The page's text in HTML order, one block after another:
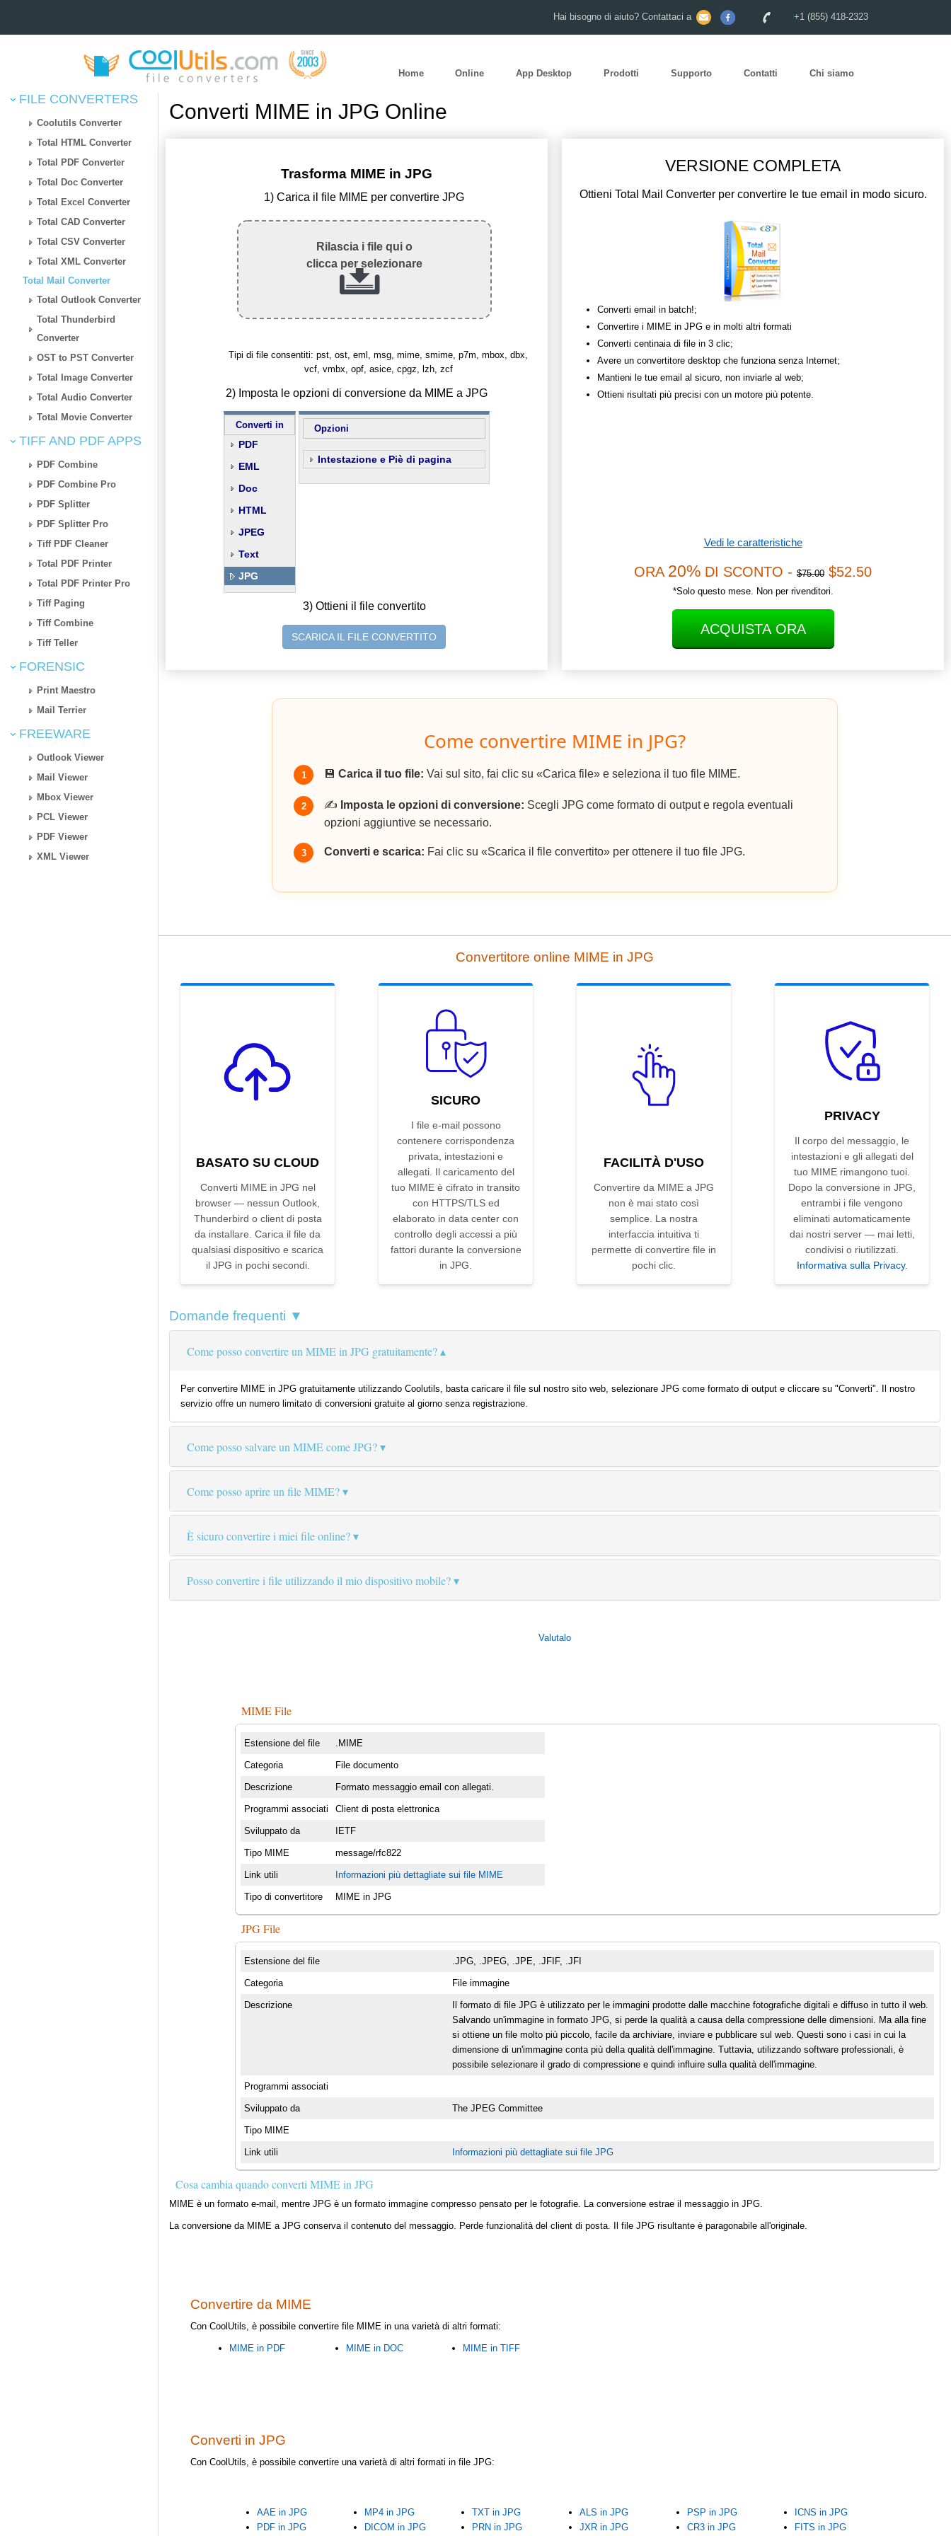
Hai bisogno di aiuto? Contattaci a +1 (855) 418-2323
Home Online App Desktop Prodotti Supporto Contatti Chi siamo
FILE CONVERTERS
Coolutils Converter
Total HTML Converter
Total PDF Converter
Total Doc Converter
Total Excel Converter
Total CAD Converter
Total CSV Converter
Total XML Converter
Total Mail Converter
Total Outlook Converter
Total Thunderbird
Converter
OST to PST Converter
Total Image Converter
Total Audio Converter
Total Movie Converter
TIFF AND PDF APPS
PDF Combine
PDF Combine Pro
PDF Splitter
PDF Splitter Pro
Tiff PDF Cleaner
Total PDF Printer
Total PDF Printer Pro
Tiff Paging
Tiff Combine
Tiff Teller
FORENSIC
Print Maestro
Mail Terrier
FREEWARE
Outlook Viewer
Mail Viewer
Mbox Viewer
PCL Viewer
PDF Viewer
XML Viewer
Converti MIME in JPG Online
Trasforma MIME in JPG
1) Carica il file MIME per convertire JPG
Rilascia i file qui o
clicca per selezionare
Tipi di file consentiti: pst, ost, eml, msg, mime, smime, p7m, mbox, dbx,
vcf, vmbx, opf, asice, cpgz, lzh, zcf
2) Imposta le opzioni di conversione da MIME a JPG
Converti in
PDF
EML
Doc
HTML
JPEG
Text
JPG
Opzioni
Intestazione e Piè di pagina
3) Ottieni il file convertito
SCARICA IL FILE CONVERTITO
VERSIONE COMPLETA
Ottieni Total Mail Converter per convertire le tue email in modo sicuro.
Converti email in batch!;
Convertire i MIME in JPG e in molti altri formati
Converti centinaia di file in 3 clic;
Avere un convertitore desktop che funziona senza Internet;
Mantieni le tue email al sicuro, non inviarle al web;
Ottieni risultati più precisi con un motore più potente.
Vedi le caratteristiche
ORA 20% DI SCONTO - $75.00 $52.50
*Solo questo mese. Non per rivenditori.
ACQUISTA ORA
Come convertire MIME in JPG?
1 💾 Carica il tuo file: Vai sul sito, fai clic su «Carica file» e seleziona il tuo file MIME.
2 ✍️ Imposta le opzioni di conversione: Scegli JPG come formato di output e regola eventuali
opzioni aggiuntive se necessario.
3 Converti e scarica: Fai clic su «Scarica il file convertito» per ottenere il tuo file JPG.
Convertitore online MIME in JPG
BASATO SU CLOUD
Converti MIME in JPG nel
browser — nessun Outlook,
Thunderbird o client di posta
da installare. Carica il file da
qualsiasi dispositivo e scarica
il JPG in pochi secondi.
SICURO
I file e-mail possono
contenere corrispondenza
privata, intestazioni e
allegati. Il caricamento del
tuo MIME è cifrato in transito
con HTTPS/TLS ed
elaborato in data center con
controllo degli accessi a più
fattori durante la conversione
in JPG.
FACILITÀ D'USO
Convertire da MIME a JPG
non è mai stato così
semplice. La nostra
interfaccia intuitiva ti
permette di convertire file in
pochi clic.
PRIVACY
Il corpo del messaggio, le
intestazioni e gli allegati del
tuo MIME rimangono tuoi.
Dopo la conversione in JPG,
entrambi i file vengono
eliminati automaticamente
dai nostri server — mai letti,
condivisi o riutilizzati.
Informativa sulla Privacy.
Domande frequenti ▼
Come posso convertire un MIME in JPG gratuitamente?
Per convertire MIME in JPG gratuitamente utilizzando Coolutils, basta caricare il file sul nostro sito web, selezionare JPG come formato di output e cliccare su "Converti". Il nostro
servizio offre un numero limitato di conversioni gratuite al giorno senza registrazione.
Come posso salvare un MIME come JPG?
Come posso aprire un file MIME?
È sicuro convertire i miei file online?
Posso convertire i file utilizzando il mio dispositivo mobile?
Valutalo
MIME File
Estensione del file .MIME
Categoria File documento
Descrizione Formato messaggio email con allegati.
Programmi associati Client di posta elettronica
Sviluppato da IETF
Tipo MIME message/rfc822
Link utili Informazioni più dettagliate sui file MIME
Tipo di convertitore MIME in JPG
JPG File
Estensione del file .JPG, .JPEG, .JPE, .JFIF, .JFI
Categoria File immagine
Descrizione
Il formato di file JPG è utilizzato per le immagini prodotte dalle macchine fotografiche digitali e diffuso in tutto il web.
Salvando un'immagine in formato JPG, si perde la qualità a causa della compressione delle dimensioni. Ma alla fine
si ottiene un file molto più piccolo, facile da archiviare, inviare e pubblicare sul web. Questi sono i casi in cui la
dimensione di un'immagine conta più della qualità dell'immagine. Tuttavia, utilizzando software professionali, è
possibile selezionare il grado di compressione e quindi influire sulla qualità dell'immagine.
Programmi associati
Sviluppato da The JPEG Committee
Tipo MIME
Link utili Informazioni più dettagliate sui file JPG
Cosa cambia quando converti MIME in JPG
MIME è un formato e-mail, mentre JPG è un formato immagine compresso pensato per le fotografie. La conversione estrae il messaggio in JPG.
La conversione da MIME a JPG conserva il contenuto del messaggio. Perde funzionalità del client di posta. Il file JPG risultante è paragonabile all'originale.
Convertire da MIME
Con CoolUtils, è possibile convertire file MIME in una varietà di altri formati:
MIME in PDF MIME in DOC MIME in TIFF
Converti in JPG
Con CoolUtils, è possibile convertire una varietà di altri formati in file JPG:
AAE in JPG
PDF in JPG
MP4 in JPG
DICOM in JPG
TXT in JPG
PRN in JPG
ALS in JPG
JXR in JPG
PSP in JPG
CR3 in JPG
ICNS in JPG
FITS in JPG